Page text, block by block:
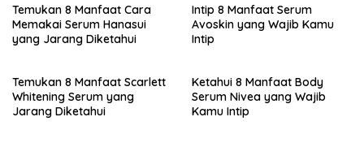
Temukan 8 Manfaat Cara
Memakai Serum Hanasui
yang Jarang Diketahui
Intip 8 Manfaat Serum
Avoskin yang Wajib Kamu
Intip
Temukan 8 Manfaat Scarlett
Whitening Serum yang
Jarang Diketahui
Ketahui 8 Manfaat Body
Serum Nivea yang Wajib
Kamu Intip